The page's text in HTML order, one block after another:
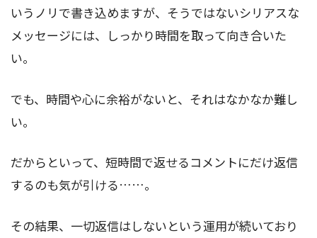
いうノリで書き込めますが、そうではないシリアスな
メッセージには、しっかり時間を取って向き合いた
い。
でも、時間や心に余裕がないと、それはなかなか難し
い。
だからといって、短時間で返せるコメントにだけ返信
するのも気が引ける……。
その結果、一切返信はしないという運用が続いており